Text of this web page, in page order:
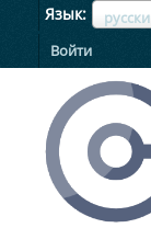
Язык
Войти